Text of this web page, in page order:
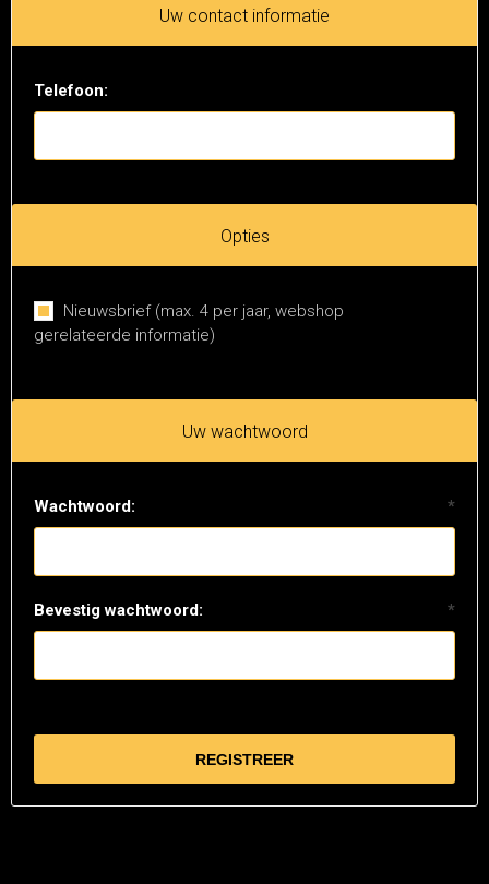
Uw contact informatie
Telefoon:
Opties
Nieuwsbrief (max. 4 per jaar, webshop
gerelateerde informatie)
Uw wachtwoord
Wachtwoord: *
Bevestig wachtwoord: *